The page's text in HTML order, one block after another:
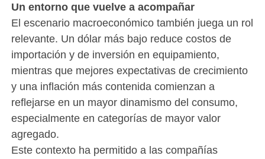
Un entorno que vuelve a acompañar
El escenario macroeconómico también juega un rol
relevante. Un dólar más bajo reduce costos de
importación y de inversión en equipamiento,
mientras que mejores expectativas de crecimiento
y una inflación más contenida comienzan a
reflejarse en un mayor dinamismo del consumo,
especialmente en categorías de mayor valor
agregado.
Este contexto ha permitido a las compañías